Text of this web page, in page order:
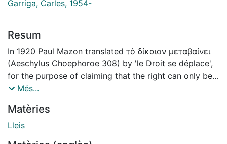
Garriga, Carles, 1954-
Resum
In 1920 Paul Mazon translated τὸ δίκαιον μεταβαίνει
(Aeschylus Choephoroe 308) by 'le Droit se déplace',
for the purpose of claiming that the right can only be
in one of two sides of a conflict. But the idea that the
inaccurate, and τὸ δίκαιον would be better translated
as 'justification'. Generally speaking, the reflection on
Més...
Matèries
Lleis